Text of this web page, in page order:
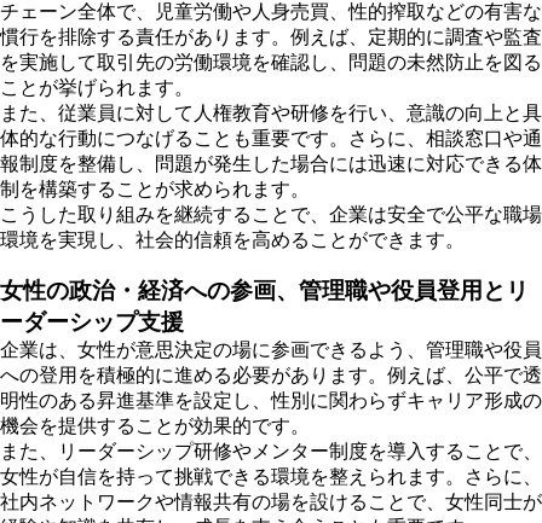
チェーン全体で、児童労働や人身売買、性的搾取などの有害な
慣行を排除する責任があります。例えば、定期的に調査や監査
を実施して取引先の労働環境を確認し、問題の未然防止を図る
ことが挙げられます。
また、従業員に対して人権教育や研修を行い、意識の向上と具
体的な行動につなげることも重要です。さらに、相談窓口や通
報制度を整備し、問題が発生した場合には迅速に対応できる体
制を構築することが求められます。
こうした取り組みを継続することで、企業は安全で公平な職場
環境を実現し、社会的信頼を高めることができます。
女性の政治・経済への参画、管理職や役員登用とリ
ーダーシップ支援
企業は、女性が意思決定の場に参画できるよう、管理職や役員
への登用を積極的に進める必要があります。例えば、公平で透
明性のある昇進基準を設定し、性別に関わらずキャリア形成の
機会を提供することが効果的です。
また、リーダーシップ研修やメンター制度を導入することで、
女性が自信を持って挑戦できる環境を整えられます。さらに、
社内ネットワークや情報共有の場を設けることで、女性同士が